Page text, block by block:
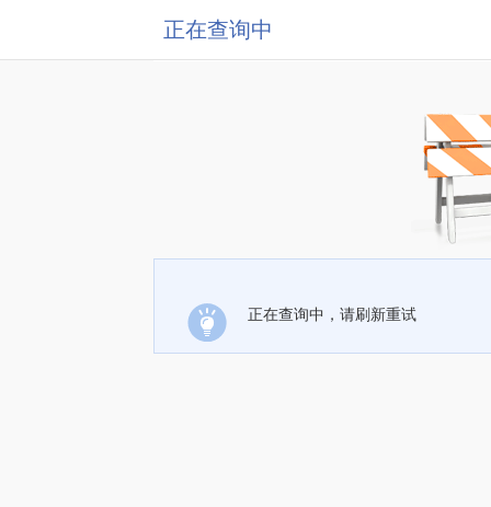
正在查询中
正在查询中，请刷新重试